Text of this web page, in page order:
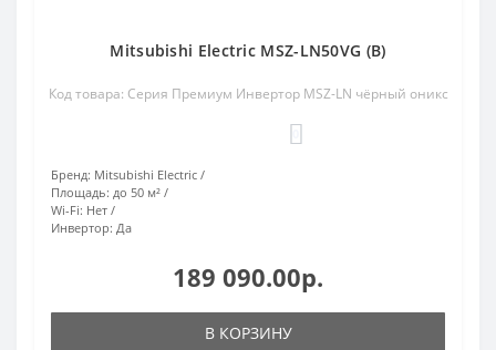
Mitsubishi Electric MSZ-LN50VG (B)
Код товара: Серия Премиум Инвертор MSZ-LN чёрный оникс
Бренд: Mitsubishi Electric
Площадь: до 50 м²
Wi-Fi: Нет
Инвертор: Да
189 090.00р.
В КОРЗИНУ